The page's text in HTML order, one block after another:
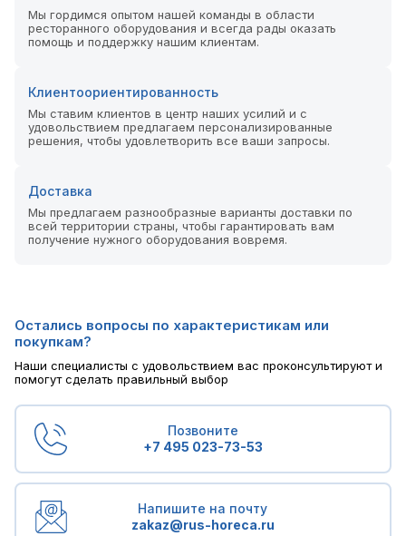
Мы гордимся опытом нашей команды в области
ресторанного оборудования и всегда рады оказать
помощь и поддержку нашим клиентам.
Клиентоориентированность
Мы ставим клиентов в центр наших усилий и с
удовольствием предлагаем персонализированные
решения, чтобы удовлетворить все ваши запросы.
Доставка
Мы предлагаем разнообразные варианты доставки по
всей территории страны, чтобы гарантировать вам
получение нужного оборудования вовремя.
Остались вопросы по характеристикам или
покупкам?
Наши специалисты с удовольствием вас проконсультируют и
помогут сделать правильный выбор
Позвоните
+7 495 023-73-53
Напишите на почту
zakaz@rus-horeca.ru